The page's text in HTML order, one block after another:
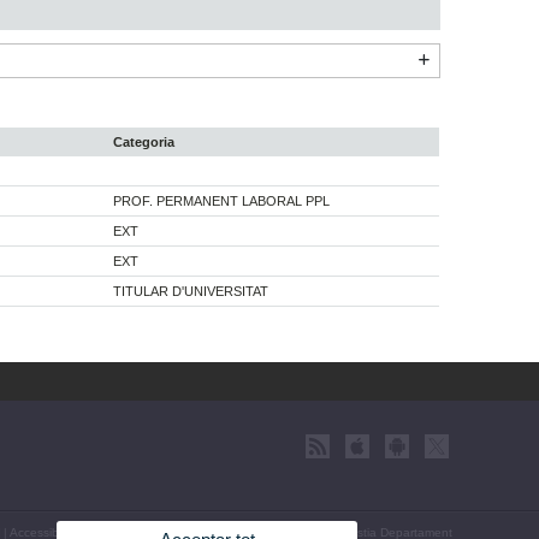
Categoria
PROF. PERMANENT LABORAL PPL
EXT
EXT
TITULAR D'UNIVERSITAT
Accessibilitat Política privacitat Cookies Transparència Bústia Departament